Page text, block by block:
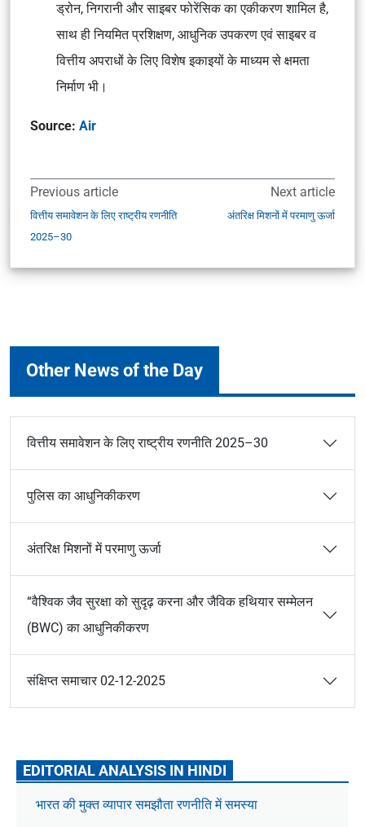
ड्रोन, निगरानी और साइबर फोरेंसिक का एकीकरण शामिल है,
साथ ही नियमित प्रशिक्षण, आधुनिक उपकरण एवं साइबर व
वित्तीय अपराधों के लिए विशेष इकाइयों के माध्यम से क्षमता
निर्माण भी।
Source: Air
Previous article
वित्तीय समावेशन के लिए राष्ट्रीय रणनीति
2025–30
Next article
अंतरिक्ष मिशनों में परमाणु ऊर्जा
Other News of the Day
वित्तीय समावेशन के लिए राष्ट्रीय रणनीति 2025–30
पुलिस का आधुनिकीकरण
अंतरिक्ष मिशनों में परमाणु ऊर्जा
“वैश्विक जैव सुरक्षा को सुदृढ़ करना और जैविक हथियार सम्मेलन
(BWC) का आधुनिकीकरण
संक्षिप्त समाचार 02-12-2025
EDITORIAL ANALYSIS IN HINDI
भारत की मुक्त व्यापार समझौता रणनीति में समस्या